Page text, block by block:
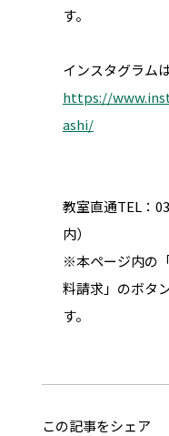
す。
インスタグラム
https://
ashi/
教室直通TEL：
内）
※本ページ内の
料請求」のボタ
す。
この記事をシェア